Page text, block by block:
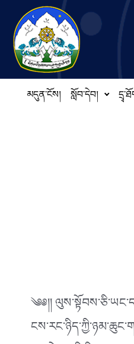
Skip to main content
མདུན་ངོས། སློབ་དེབ།
༄༅།།